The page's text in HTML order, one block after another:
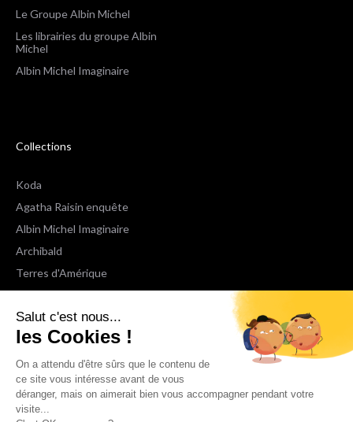
Salut c'est nous...
les Cookies !
On a attendu d'être sûrs que le contenu de
ce site vous intéresse avant de vous
déranger, mais on aimerait bien vous accompagner pendant votre
visite...
Le Groupe Albin Michel
Les librairies du groupe Albin
Michel
Albin Michel Imaginaire
Collections
Koda
Agatha Raisin enquête
Albin Michel Imaginaire
Archibald
Terres d'Amérique
Espaces Libres Poche
NOX
Wiz
Voir toutes les collections
Nous suivre